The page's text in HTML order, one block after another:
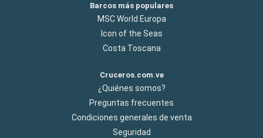
Barcos más populares
MSC World Europa
Icon of the Seas
Costa Toscana
Cruceros.com.ve
¿Quiénes somos?
Preguntas frecuentes
Condiciones generales de venta
Seguridad